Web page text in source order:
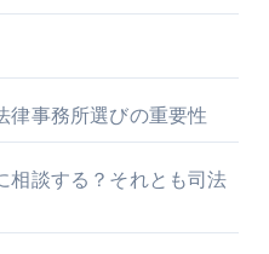
律事務所選びの重要性
相談する？それとも司法